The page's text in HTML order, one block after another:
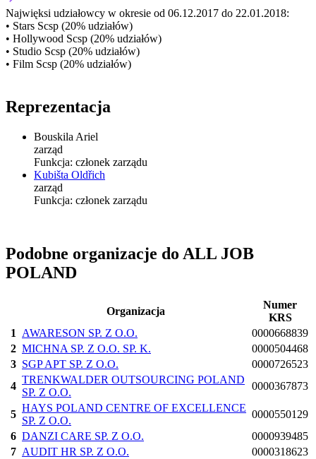
Najwięksi udziałowcy w okresie od 06.12.2017 do 22.01.2018:
• Stars Scsp (20% udziałów)
• Hollywood Scsp (20% udziałów)
• Studio Scsp (20% udziałów)
• Film Scsp (20% udziałów)
Reprezentacja
Bouskila Ariel
zarząd
Funkcja: członek zarządu
Kubišta Oldřich
zarząd
Funkcja: członek zarządu
Podobne organizacje do ALL JOB
POLAND
Organizacja
Numer
KRS
1
AWARESON SP. Z O.O.
0000668839
2 MICHNA SP. Z O.O. SP. K.
0000504468
3 SGP APT SP. Z O.O.
0000726523
4
TRENKWALDER OUTSOURCING POLAND
SP. Z O.O.
0000367873
5
HAYS POLAND CENTRE OF EXCELLENCE
SP. Z O.O.
0000550129
6 DANZI CARE SP. Z O.O.
0000939485
7 AUDIT HR SP. Z O.O. 0000318623